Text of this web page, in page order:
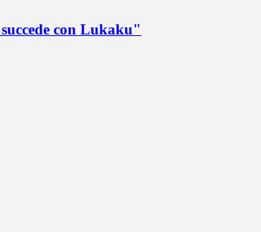
con Lukaku"